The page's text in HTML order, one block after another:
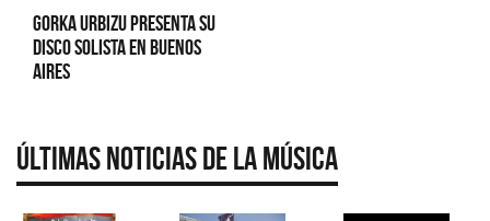
Gorka Urbizu presenta su
disco solista en Buenos
Aires
Últimas Noticias de la Música